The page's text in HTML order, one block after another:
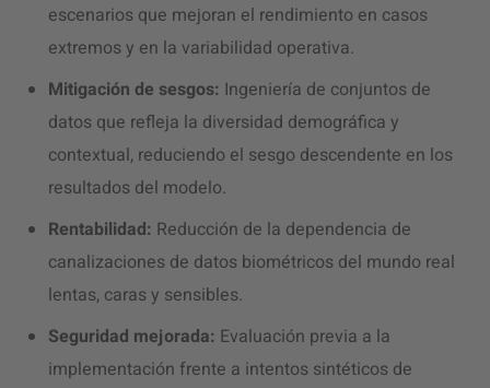
escenarios que mejoran el rendimiento en casos
extremos y en la variabilidad operativa.
Mitigación de sesgos: Ingeniería de conjuntos de
datos que refleja la diversidad demográfica y
contextual, reduciendo el sesgo descendente en los
resultados del modelo.
Rentabilidad: Reducción de la dependencia de
canalizaciones de datos biométricos del mundo real
lentas, caras y sensibles.
Seguridad mejorada: Evaluación previa a la
implementación frente a intentos sintéticos de